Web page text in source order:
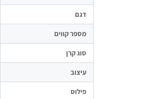
דגם
מספר קווים
סוג קרן
עיצוב
פילוס